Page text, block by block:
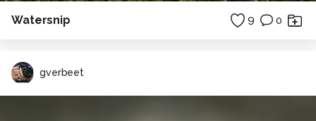
Watersnip 9 0
gverbeet